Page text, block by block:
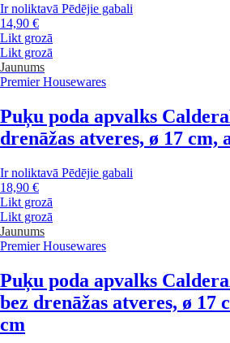
Ir noliktavā Pēdējie gabali
14,90 €
Likt grozā
Likt grozā
Jaunums
Premier Housewares
Puķu poda apvalks Caldera
drenāžas atveres, ø 17 cm,
Ir noliktavā Pēdējie gabali
18,90 €
Likt grozā
Likt grozā
Jaunums
Premier Housewares
Puķu poda apvalks Caldera
bez drenāžas atveres, ø 17
cm